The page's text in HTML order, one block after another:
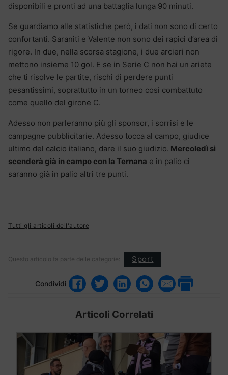
disponibili e pronti ad una battaglia lunga 90 minuti.
Se guardiamo alle statistiche però, i dati non sono di certo
confortanti. Saraniti e Valente non sono dei rapici d’area di
rigore. In due, nella scorsa stagione, i due arcieri non
mettono insieme 10 gol. E se in Serie C non hai un ariete
che ti risolve le partite, rischi di perdere punti
pesantissimi, soprattutto in un torneo così combattuto
come quello del girone C.
Adesso non parleranno più gli sponsor, i sorrisi e le
campagne pubblicitarie. Adesso tocca al campo, giudice
ultimo del calcio italiano, dare il suo giudizio. Mercoledì si
scenderà già in campo con la Ternana e in palio ci
saranno già in palio altri tre punti.
Tutti gli articoli dell'autore
Questo articolo fa parte delle categorie: Sport
Condividi
Articoli Correlati